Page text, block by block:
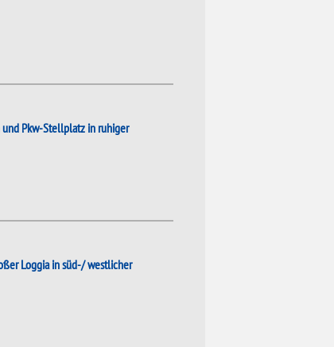
und Pkw-Stellplatz in ruhiger
Loggia in süd-/ westlicher